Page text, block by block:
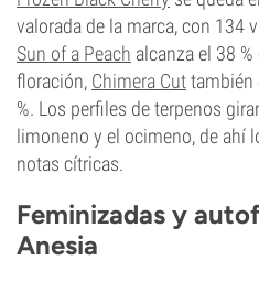
valorada de la marca, con 134
Sun of a Peach alcanza el 38
floración, Chimera Cuttambién
%. Los perfiles de terpenos
limoneno y el ocimeno, de ahí
notas cítricas.
Feminizadas y
Anesia